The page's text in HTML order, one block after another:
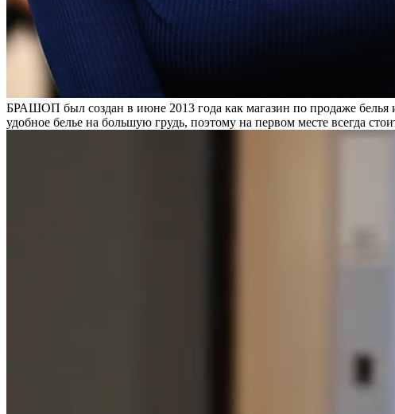
БРАШОП был создан в июне 2013 года как магазин по продаже
удобное белье на большую грудь, поэтому на первом месте всегда